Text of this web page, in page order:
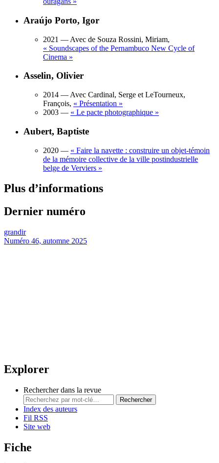
Araújo Porto, Igor
2021 — Avec de Souza Rossini, Miriam,
« Soundscapes of the Pernambuco New Cycle of
Cinema »
Asselin, Olivier
2014 — Avec Cardinal, Serge et LeTourneux,
François, « Présentation »
2003 — « Le pacte photographique »
Aubert, Baptiste
2020 — « Faire la navette : construire un objet-témoin
de la mémoire collective de la ville postindustrielle
belge de Verviers »
Plus d’informations
Dernier numéro
grandir
Numéro 46, automne 2025
Explorer
Rechercher dans la revue
Rechercher
Index des auteurs
Fil RSS
Site web
Fiche